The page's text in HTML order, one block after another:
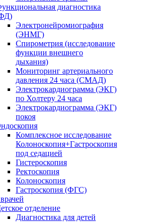
диагностика
Электронейромиография
(ЭНМГ)
Спирометрия (исследование
функции внешнего
дыхания)
Мониторинг артериального
давления 24 часа (СМАД)
Электрокардиограмма (ЭКГ)
по Холтеру 24 часа
Электрокардиограмма (ЭКГ)
покоя
Комплексное исследование
Колоноскопия+Гастроскопия
под седацией
Гистероскопия
Ректоскопия
Колоноскопия
Гастроскопия (ФГС)
отделение
Диагностика для детей